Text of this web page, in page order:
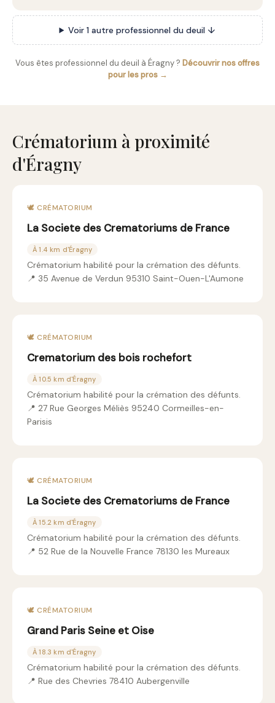
Voir 1 autre professionnel du deuil ↓
Vous êtes professionnel du deuil à Éragny ? Découvrir nos offres
pour les pros →
Crématorium à proximité
d'Éragny
🕊️ CRÉMATORIUM
La Societe des Crematoriums de France
À 1.4 km d'Éragny
Crématorium habilité pour la crémation des défunts.
📍 35 Avenue de Verdun 95310 Saint-Ouen-L'Aumone
🕊️ CRÉMATORIUM
Crematorium des bois rochefort
À 10.5 km d'Éragny
Crématorium habilité pour la crémation des défunts.
📍 27 Rue Georges Méliès 95240 Cormeilles-en-
Parisis
🕊️ CRÉMATORIUM
La Societe des Crematoriums de France
À 15.2 km d'Éragny
Crématorium habilité pour la crémation des défunts.
📍 52 Rue de la Nouvelle France 78130 les Mureaux
🕊️ CRÉMATORIUM
Grand Paris Seine et Oise
À 18.3 km d'Éragny
Crématorium habilité pour la crémation des défunts.
📍 Rue des Chevries 78410 Aubergenville